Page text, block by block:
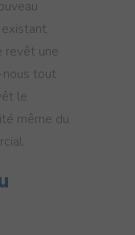
revêt une
tout
le
même du